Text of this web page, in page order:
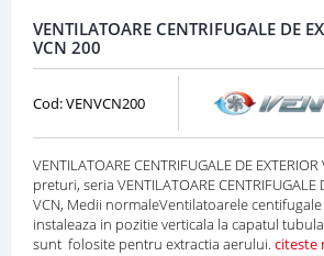
VENTILATOARE CENTRIFUGALE DE
VCN 200
Cod: VENVCN200
VENTILATOARE CENTRIFUGALE DE
preturi, seria VENTILATOARE CENTRIFUGALE
VCN, Medii normaleVentilatoarele centifugale
instaleaza in pozitie verticala la capatul
sunt folosite pentru extractia aerului. citeste